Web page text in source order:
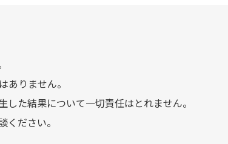
りません。
た結果について一切責任はとれません。
ださい。